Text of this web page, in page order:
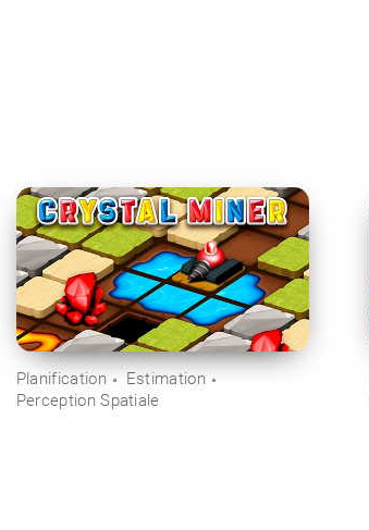
Planification
Estimation
Perception Spatiale